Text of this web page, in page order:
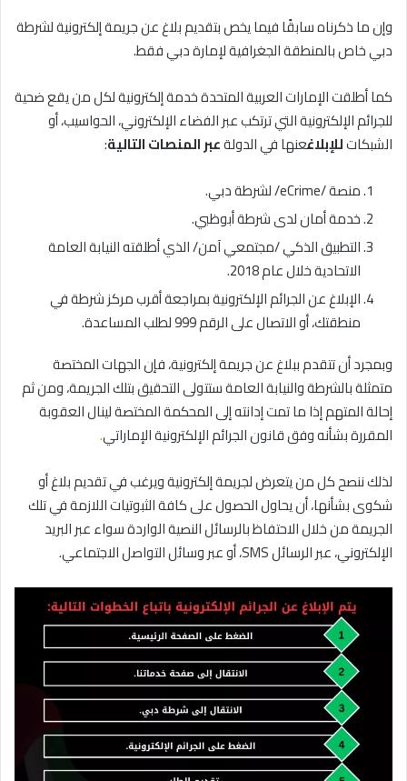
وإن ما ذكرناه سابقًا فيما يخص بتقديم بلاغ عن جريمة إلكترونية لشرطة
دبي خاص بالمنطقة الجغرافية لإمارة دبي فقط.
كما أطلقت الإمارات العربية المتحدة خدمة إلكترونية لكل من يقع ضحية
للجرائم الإلكترونية التي ترتكب عبر الفضاء الإلكتروني، الحواسيب، أو
الشبكاتللإبلاغعنها في الدولةعبر المنصات التالية:
منصة /eCrime/ لشرطة دبي.
خدمة أمان لدى شرطة أبوظبي.
التطبيق الذكي /مجتمعي آمن/ الذي أطلقته النيابة العامة
الاتحادية خلال عام 2018.
الإبلاغ عن الجرائم الإلكترونية بمراجعة أقرب مركز شرطة في
منطقتك، أو الاتصال على الرقم 999 لطلب المساعدة.
وبمجرد أن تتقدم ببلاغ عن جريمة إلكترونية، فإن الجهات المختصة
متمثلة بالشرطة والنيابة العامة ستتولى التحقيق بتلك الجريمة، ومن ثم
إحالة المتهم إذا ما تمت إدانته إلى المحكمة المختصة لينال العقوبة
المقررة بشأنه وفق قانون الجرائم الإلكترونية الإماراتي.
لذلك ننصح كل من يتعرض لجريمة إلكترونية ويرغب في تقديم بلاغ أو
شكوى بشأنها، أن يحاول الحصول على كافة الثبوتيات اللازمة في تلك
الجريمة من خلال الاحتفاظ بالرسائل النصية الواردة سواء عبر البريد
الإلكتروني، عبر الرسائل SMS، أو عبر وسائل التواصل الاجتماعي.